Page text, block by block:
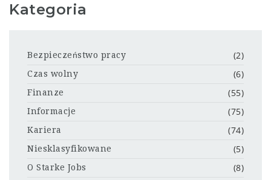
Kategoria
Bezpieczeństwo pracy (2)
Czas wolny (6)
Finanze (55)
Informacje (75)
Kariera (74)
Niesklasyfikowane (5)
O Starke Jobs (8)